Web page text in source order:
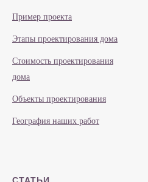
Пример проекта
Этапы проектирования дома
Стоимость проектирования
дома
Объекты проектирования
География наших работ
СТАТЬИ